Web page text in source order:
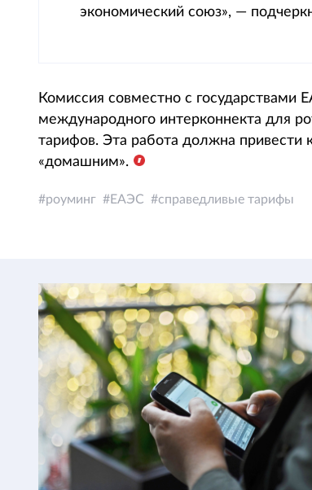
экономический союз», —
Комиссия совместно с государствами
международного интерконнекта для
тарифов. Эта работа должна
«домашним».
роуминг ЕАЭС справедливые тарифы